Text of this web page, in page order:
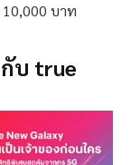
10,000 บาท
บ true